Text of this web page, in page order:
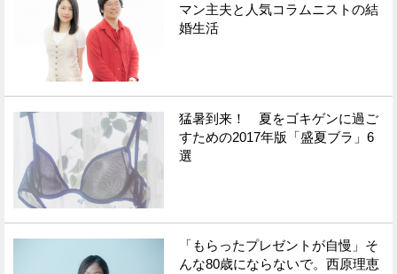
マン主夫と人気コラムニストの結
婚生活
猛暑到来！ 夏をゴキゲンに過ご
すための2017年版「盛夏ブラ」6
選
「もらったプレゼントが自慢」そ
んな80歳にならないで。西原理恵